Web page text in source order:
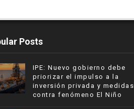
Posts
IPE: Nuevo gobierno debe
priorizar el impulso a la
inversión privada y medidas
contra fenómeno El Niño